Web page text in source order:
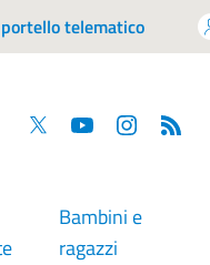
telematico
Facebook
Twitter YouTube
Bambini e
ragazzi